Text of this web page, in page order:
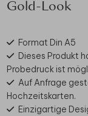
Gold-Look
Format Din A5
Dieses Produkt
Probedruck ist
Auf Anfrage
Hochzeitskarten.
Einzigartige